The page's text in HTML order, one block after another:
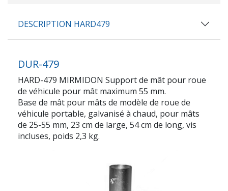
DESCRIPTION HARD479
DUR-479
HARD-479 MIRMIDON Support de mât pour roue
de véhicule pour mât maximum 55 mm.
Base de mât pour mâts de modèle de roue de
véhicule portable, galvanisé à chaud, pour mâts
de 25-55 mm, 23 cm de large, 54 cm de long, vis
incluses, poids 2,3 kg.